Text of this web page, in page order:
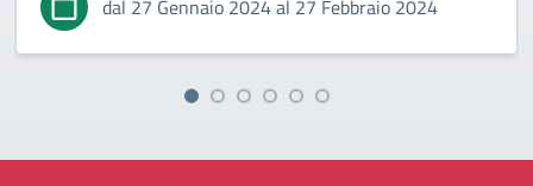
dal 27 Gennaio 2024 al 27 Febbraio 2024